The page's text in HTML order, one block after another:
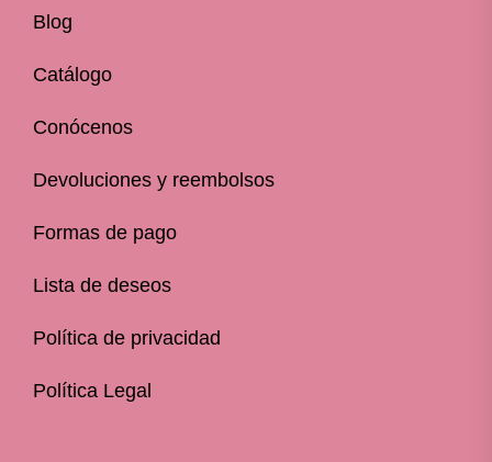
Blog
Catálogo
Conócenos
Devoluciones y reembolsos
Formas de pago
Lista de deseos
Política de privacidad
Política Legal